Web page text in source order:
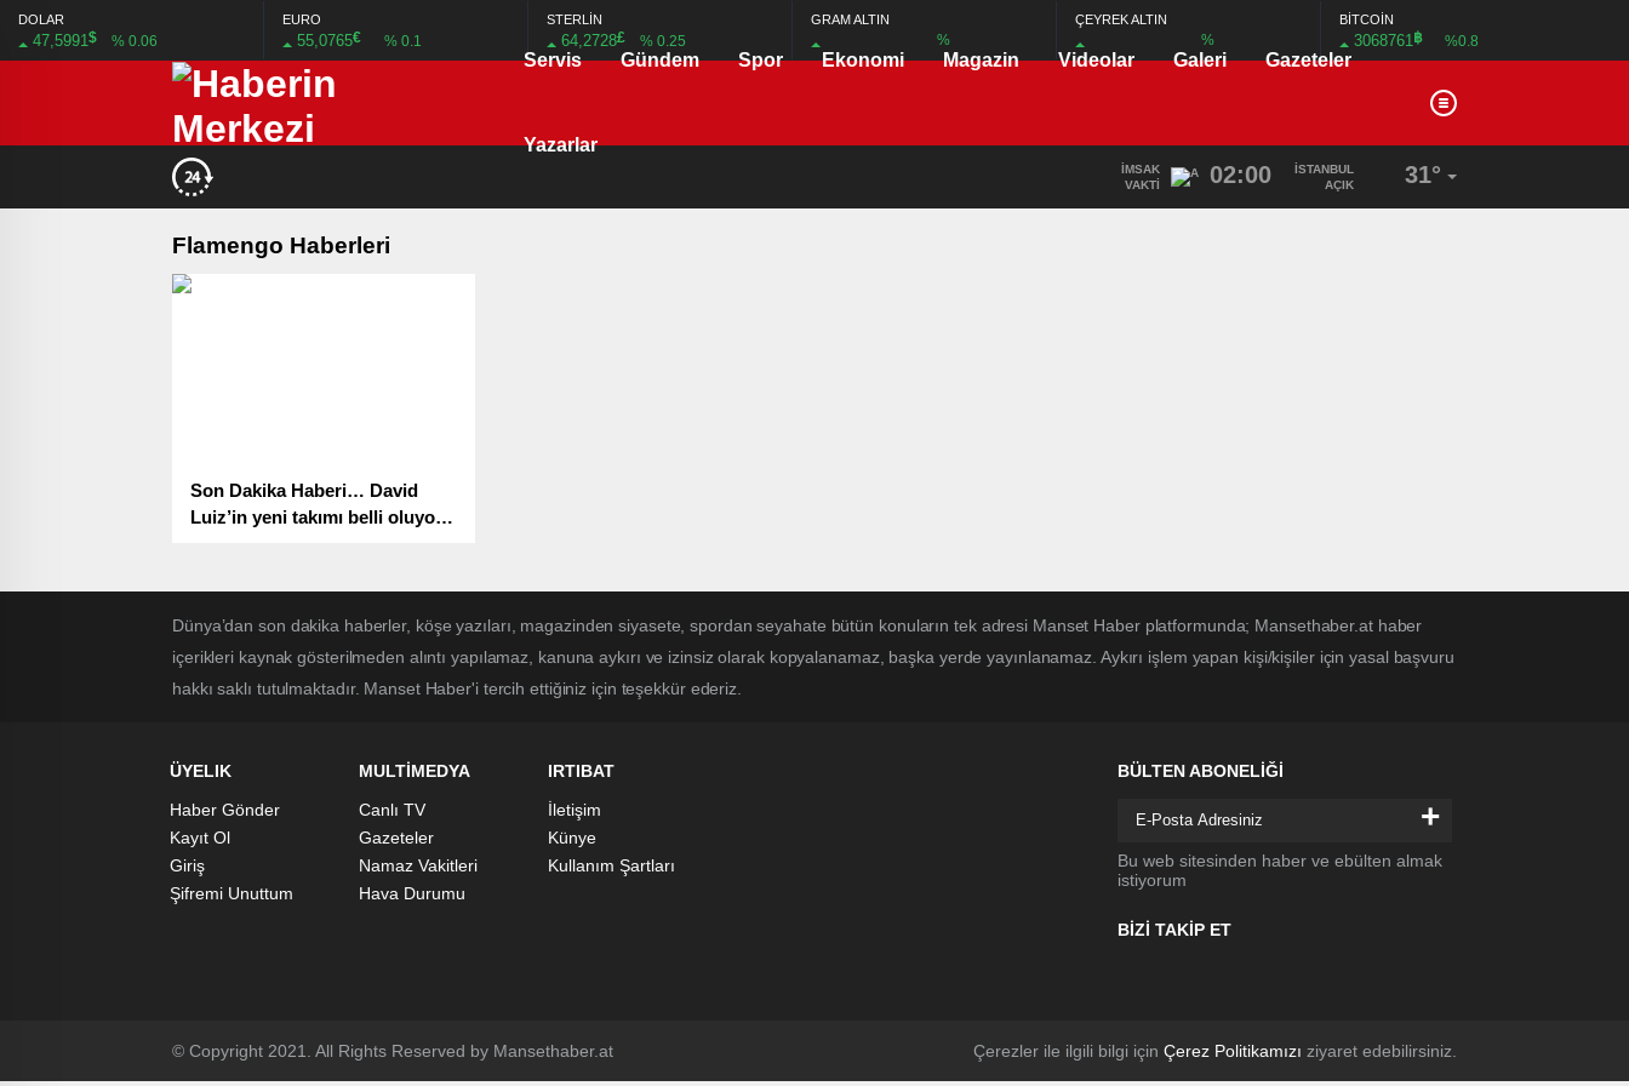
DOLAR
47,5991$ % 0.06
EURO
55,0765€ % 0.1
STERLİN
64,2728£ % 0.25
GRAM ALTIN
%
ÇEYREK ALTIN
%
BİTCOİN
3068761 ฿ %0.8
Servis Gündem Spor Ekonomi Magazin Videolar Galeri Gazeteler
Yazarlar
İMSAK
VAKTI
02:00
İSTANBUL
AÇIK
31°
Flamengo Haberleri
Son Dakika Haberi… David
Luiz’in yeni takımı belli oluyor!
Dünya’dan son dakika haberler, köşe yazıları, magazinden siyasete, spordan seyahate bütün konuların tek adresi Manset Haber platformunda; Mansethaber.at haber
içerikleri kaynak gösterilmeden alıntı yapılamaz, kanuna aykırı ve izinsiz olarak kopyalanamaz, başka yerde yayınlanamaz. Aykırı işlem yapan kişi/kişiler için yasal başvuru
hakkı saklı tutulmaktadır. Manset Haber'i tercih ettiğiniz için teşekkür ederiz.
ÜYELIK
Haber Gönder
Kayıt Ol
Giriş
Şifremi Unuttum
MULTİMEDYA
Canlı TV
Gazeteler
Namaz Vakitleri
Hava Durumu
IRTIBAT
İletişim
Künye
Kullanım Şartları
BÜLTEN ABONELİĞİ
+
Bu web sitesinden haber ve ebülten almak
istiyorum
BİZİ TAKİP ET
© Copyright 2021. All Rights Reserved by Mansethaber.at Çerezler ile ilgili bilgi için Çerez Politikamızı ziyaret edebilirsiniz.